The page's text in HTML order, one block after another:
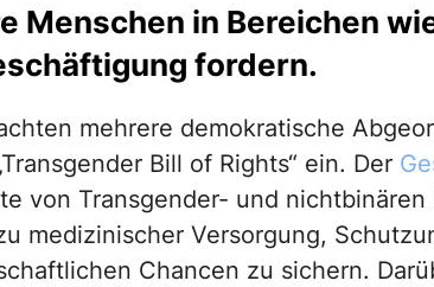
Menschen in Bereichen
fordern.
mehrere demokratische
Bill of Rights“ ein. Der
von Transgender- und
medizinischer Versorgung,
Chancen zu sichern.